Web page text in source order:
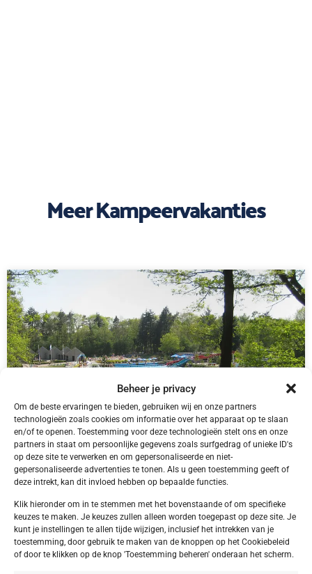
Beheer je privacy
Om de beste ervaringen te bieden, gebruiken wij en onze partners
technologieën zoals cookies om informatie over het apparaat op te slaan
en/of te openen. Toestemming voor deze technologieën stelt ons en onze
partners in staat om persoonlijke gegevens zoals surfgedrag of unieke ID's
op deze site te verwerken en om gepersonaliseerde en niet-
gepersonaliseerde advertenties te tonen. Als u geen toestemming geeft of
deze intrekt, kan dit invloed hebben op bepaalde functies.
Klik hieronder om in te stemmen met het bovenstaande of om specifieke
keuzes te maken. Je keuzes zullen alleen worden toegepast op deze site. Je
kunt je instellingen te allen tijde wijzigen, inclusief het intrekken van je
toestemming, door gebruik te maken van de knoppen op het Cookiebeleid
of door te klikken op de knop 'Toestemming beheren' onderaan het scherm.
Meer Kampeervakanties
NL,Friesland
Friesland Appelscha Camping Alkenhaer
€ 395,00